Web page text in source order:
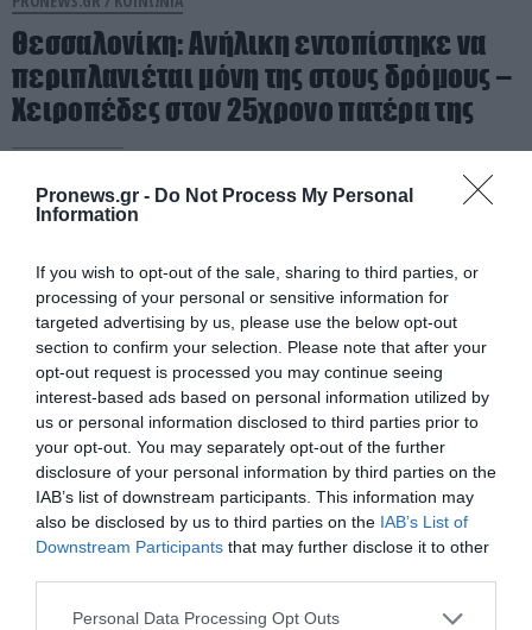
Pronews.gr - Do Not Process My Personal
Information
If you wish to opt-out of the sale, sharing to third parties, or
processing of your personal or sensitive information for
targeted advertising by us, please use the below opt-out
section to confirm your selection. Please note that after your
opt-out request is processed you may continue seeing
interest-based ads based on personal information utilized by
us or personal information disclosed to third parties prior to
your opt-out. You may separately opt-out of the further
disclosure of your personal information by third parties on the
IAB’s list of downstream participants. This information may
also be disclosed by us to third parties on the IAB’s List of
Downstream Participants that may further disclose it to other
Please note that this website/app uses one or more Google
Personal Data Processing Opt Outs
Θεσσαλονίκη: Ανήλικη εντοπίστηκε να
περιπλανιέται μόνη της στους δρόμους –
Χειροπέδες στον 25χρονο πατέρα της
PRONEWS.GR /ΚΟΙΝΩΝΙΑ
Πάτρα: Γυναίκα δέχθηκε άγρια επίθεση
από αγέλη αδέσποτων σκύλων έξω από
το νοσοκομείο στο Ρίο